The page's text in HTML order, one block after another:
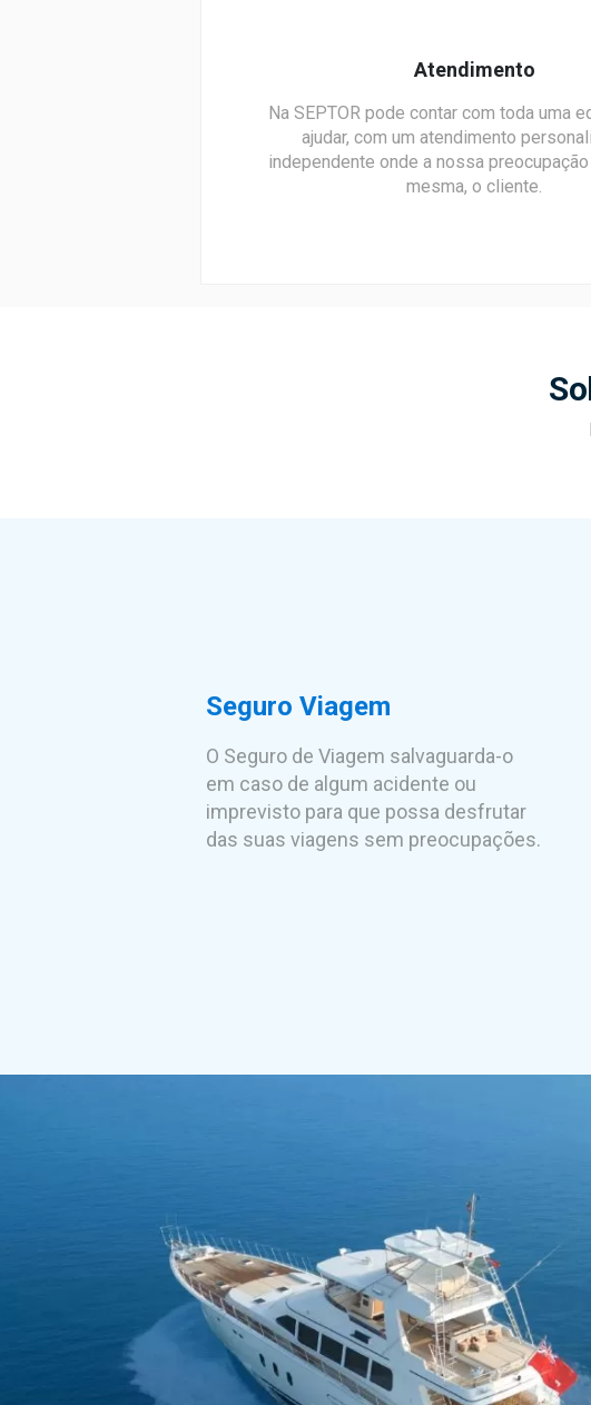
Atendimento
Na SEPTOR pode contar com toda uma
ajudar, com um atendimento
independente onde a nossa
mesma, o cliente.
Seguro Viagem
O Seguro de Viagem salvaguarda-o
em caso de algum acidente ou
imprevisto para que possa desfrutar
das suas viagens sem preocupações.